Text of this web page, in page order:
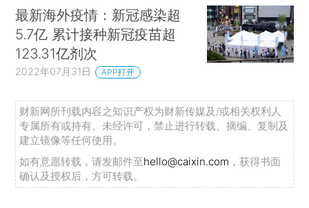
最新海外疫情：新冠感染超
5.7亿 累计接种新冠疫苗超
123.31亿剂次
2022年07月31日 APP打开
财新网所刊载内容之知识产权为财新传媒及/或相关权利人
专属所有或持有。未经许可，禁止进行转载、摘编、复制及
建立镜像等任何使用。
如有意愿转载，请发邮件至hello@caixin.com ，获得书面
确认及授权后，方可转载。